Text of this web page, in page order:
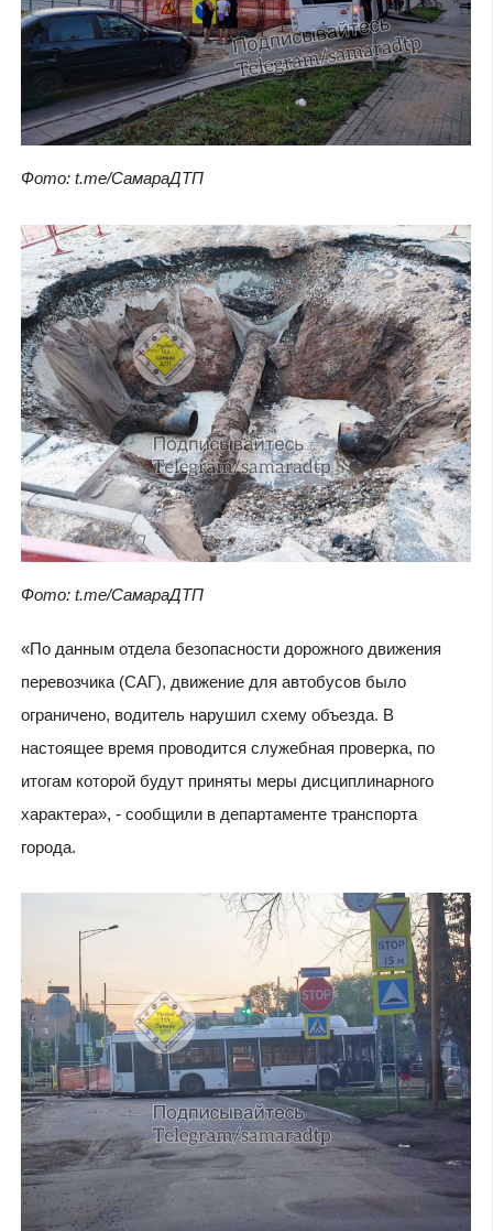
Фото: t.me/СамараДТП
Фото: t.me/СамараДТП
«По данным отдела безопасности дорожного движения
перевозчика (САГ), движение для автобусов было
ограничено, водитель нарушил схему объезда. В
настоящее время проводится служебная проверка, по
итогам которой будут приняты меры дисциплинарного
характера», - сообщили в департаменте транспорта
города.